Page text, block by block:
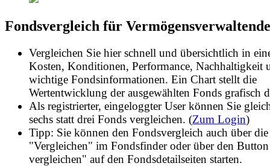
Fondsvergleich für
Vergleichen Sie hier schnell und übersichtlich in
Kosten, Konditionen, Performance, Nachhaltigkeit
wichtige Fondsinformationen. Ein Chart stellt die
Wertentwicklung der ausgewählten Fonds grafisch
Als registrierter, eingeloggter User können Sie
sechs statt drei Fonds vergleichen. (Zum Login)
Tipp: Sie können den Fondsvergleich auch über die
"Vergleichen" im Fondsfinder oder über den
vergleichen" auf den Fondsdetailseiten starten.